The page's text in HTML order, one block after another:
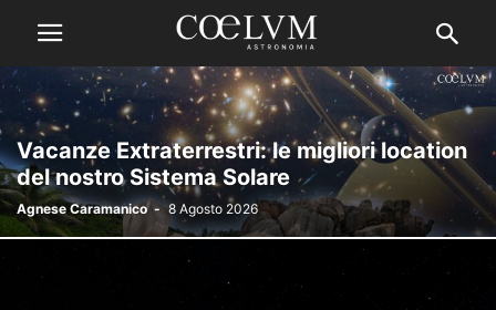
Vacanze Extraterrestri: le migliori location
del nostro Sistema Solare
Agnese Caramanico - 8 Agosto 2026